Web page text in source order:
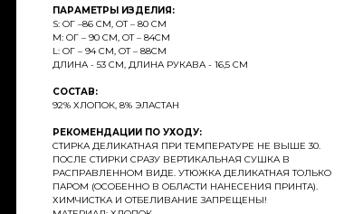
ПАРАМЕТРЫ ИЗДЕЛИЯ:
S: ОГ –86 СМ, ОТ – 80 СМ
M: ОГ – 90 СМ, ОТ – 84СМ
L: ОГ – 94 СМ, ОТ – 88СМ
ДЛИНА - 53 СМ, ДЛИНА РУКАВА - 16,5 СМ
СОСТАВ:
92% ХЛОПОК, 8% ЭЛАСТАН
РЕКОМЕНДАЦИИ ПО УХОДУ:
СТИРКА ДЕЛИКАТНАЯ ПРИ ТЕМПЕРАТУРЕ НЕ ВЫШЕ 30.
ПОСЛЕ СТИРКИ СРАЗУ ВЕРТИКАЛЬНАЯ СУШКА В
РАСПРАВЛЕННОМ ВИДЕ. УТЮЖКА ДЕЛИКАТНАЯ ТОЛЬКО
ПАРОМ (ОСОБЕННО В ОБЛАСТИ НАНЕСЕНИЯ ПРИНТА).
ХИМЧИСТКА И ОТБЕЛИВАНИЕ ЗАПРЕЩЕНЫ!